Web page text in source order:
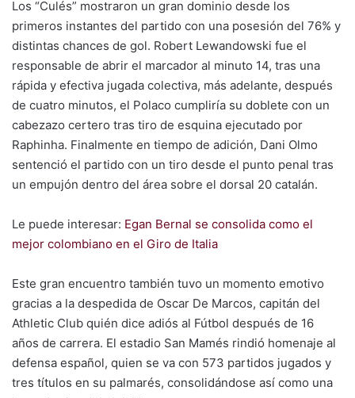
Los “Culés” mostraron un gran dominio desde los
primeros instantes del partido con una posesión del 76% y
distintas chances de gol. Robert Lewandowski fue el
responsable de abrir el marcador al minuto 14, tras una
rápida y efectiva jugada colectiva, más adelante, después
de cuatro minutos, el Polaco cumpliría su doblete con un
cabezazo certero tras tiro de esquina ejecutado por
Raphinha. Finalmente en tiempo de adición, Dani Olmo
sentenció el partido con un tiro desde el punto penal tras
un empujón dentro del área sobre el dorsal 20 catalán.
Le puede interesar: Egan Bernal se consolida como el
mejor colombiano en el Giro de Italia
Este gran encuentro también tuvo un momento emotivo
gracias a la despedida de Oscar De Marcos, capitán del
Athletic Club quién dice adiós al Fútbol después de 16
años de carrera. El estadio San Mamés rindió homenaje al
defensa español, quien se va con 573 partidos jugados y
tres títulos en su palmarés, consolidándose así como una